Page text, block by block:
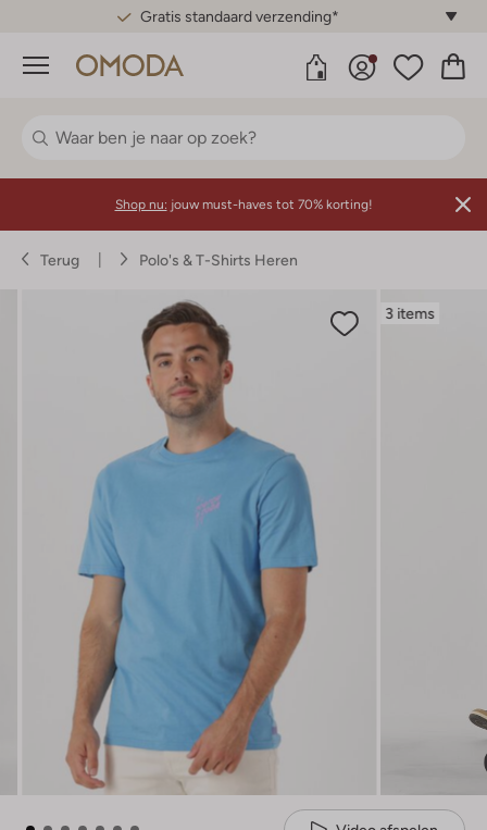
Gratis standaard verzending*
Menu
Shop nu: jouw must-haves tot 70% korting!
Terug Polo's & T-Shirts Heren
3 items